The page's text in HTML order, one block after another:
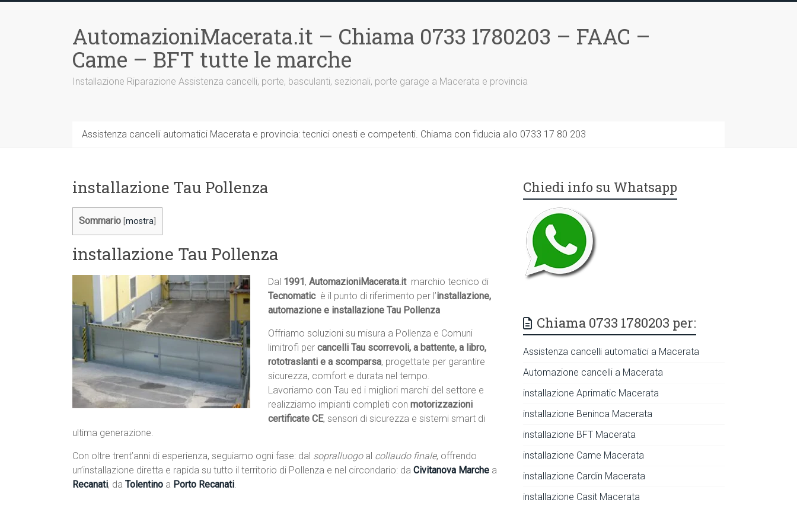
AutomazioniMacerata.it – Chiama 0733 1780203 – FAAC –
Came – BFT tutte le marche
Installazione Riparazione Assistenza cancelli, porte, basculanti, sezionali, porte garage a Macerata e provincia
Assistenza cancelli automatici Macerata e provincia: tecnici onesti e competenti. Chiama con fiducia allo 0733 17 80 203
installazione Tau Pollenza
Sommario mostra
installazione Tau Pollenza
Dal 1991 , AutomazioniMacerata.it marchio tecnico di
Tecnomatic  è il punto di riferimento per l’installazione,
automazione e installazione Tau Pollenza
Offriamo soluzioni su misura a Pollenza e Comuni
limitrofi per cancelli Tau scorrevoli, a battente, a libro,
rototraslanti e a scomparsa, progettate per garantire
sicurezza, comfort e durata nel tempo.
Lavoriamo con Tau ed i migliori marchi del settore e
realizziamo impianti completi con motorizzazioni
certificate CE, sensori di sicurezza e sistemi smart di
ultima generazione.
Con oltre trent’anni di esperienza, seguiamo ogni fase: dal sopralluogo al collaudo finale, offrendo
un’installazione diretta e rapida su tutto il territorio di Pollenza e nel circondario: da Civitanova Marche a
Recanati, da Tolentino a Porto Recanati.
Chiedi info su Whatsapp
Chiama 0733 1780203 per:
Assistenza cancelli automatici a Macerata
Automazione cancelli a Macerata
installazione Aprimatic Macerata
installazione Beninca Macerata
installazione BFT Macerata
installazione Came Macerata
installazione Cardin Macerata
installazione Casit Macerata